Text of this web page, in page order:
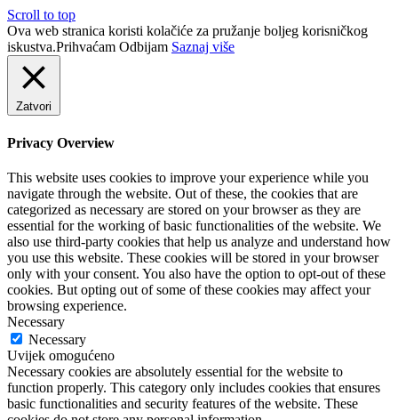
Scroll to top
Ova web stranica koristi kolačiće za pružanje boljeg korisničkog
iskustva.Prihvaćam Odbijam Saznaj više
Zatvori
Privacy Overview
This website uses cookies to improve your experience while you
navigate through the website. Out of these, the cookies that are
categorized as necessary are stored on your browser as they are
essential for the working of basic functionalities of the website. We
also use third-party cookies that help us analyze and understand how
you use this website. These cookies will be stored in your browser
only with your consent. You also have the option to opt-out of these
cookies. But opting out of some of these cookies may affect your
browsing experience.
Necessary
Necessary
Uvijek omogućeno
Necessary cookies are absolutely essential for the website to
function properly. This category only includes cookies that ensures
basic functionalities and security features of the website. These